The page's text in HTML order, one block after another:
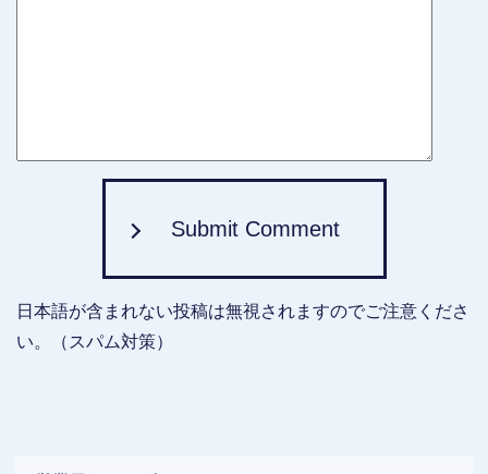
Submit Comment
日本語が含まれない投稿は無視されますのでご注意くださ
い。（スパム対策）